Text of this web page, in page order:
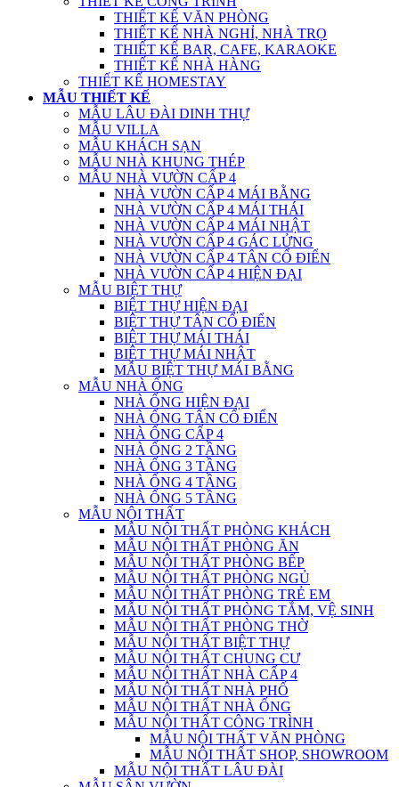
THIẾT KẾ VĂN PHÒNG
THIẾT KẾ NHÀ NGHỈ, NHÀ TRỌ
THIẾT KẾ BAR, CAFE, KARAOKE
THIẾT KẾ NHÀ HÀNG
THIẾT KẾ HOMESTAY
MẪU THIẾT KẾ
MẪU LÂU ĐÀI DINH THỰ
MẪU VILLA
MẪU KHÁCH SẠN
MẪU NHÀ KHUNG THÉP
MẪU NHÀ VƯỜN CẤP 4
NHÀ VƯỜN CẤP 4 MÁI BẰNG
NHÀ VƯỜN CẤP 4 MÁI THÁI
NHÀ VƯỜN CẤP 4 MÁI NHẬT
NHÀ VƯỜN CẤP 4 GÁC LỬNG
NHÀ VƯỜN CẤP 4 TÂN CỔ ĐIỂN
NHÀ VƯỜN CẤP 4 HIỆN ĐẠI
MẪU BIỆT THỰ
BIỆT THỰ HIỆN ĐẠI
BIỆT THỰ TÂN CỔ ĐIỂN
BIỆT THỰ MÁI THÁI
BIỆT THỰ MÁI NHẬT
MẪU BIỆT THỰ MÁI BẰNG
MẪU NHÀ ỐNG
NHÀ ỐNG HIỆN ĐẠI
NHÀ ỐNG TÂN CỔ ĐIỂN
NHÀ ỐNG CẤP 4
NHÀ ỐNG 2 TẦNG
NHÀ ỐNG 3 TẦNG
NHÀ ỐNG 4 TẦNG
NHÀ ỐNG 5 TẦNG
MẪU NỘI THẤT
MẪU NỘI THẤT PHÒNG KHÁCH
MẪU NỘI THẤT PHÒNG ĂN
MẪU NỘI THẤT PHÒNG BẾP
MẪU NỘI THẤT PHÒNG NGỦ
MẪU NỘI THẤT PHÒNG TRẺ EM
MẪU NỘI THẤT PHÒNG TẮM, VỆ SINH
MẪU NỘI THẤT PHÒNG THỜ
MẪU NỘI THẤT BIỆT THỰ
MẪU NỘI THẤT CHUNG CƯ
MẪU NỘI THẤT NHÀ CẤP 4
MẪU NỘI THẤT NHÀ PHỐ
MẪU NỘI THẤT NHÀ ỐNG
MẪU NỘI THẤT CÔNG TRÌNH
MẪU NỘI THẤT VĂN PHÒNG
MẪU NỘI THẤT SHOP, SHOWROOM
MẪU NỘI THẤT LÂU ĐÀI